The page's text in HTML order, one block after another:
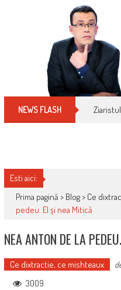
NEWS FLASH
Esti aici:
Prima pagină > Blog> Ce
pedeu. El şi nea Mitică
NEA ANTON DE LA
Ce dixtractie, ce mishteaux
3009